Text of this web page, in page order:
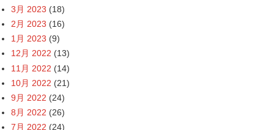
3月 2023 (18)
2月 2023 (16)
1月 2023 (9)
12月 2022 (13)
11月 2022 (14)
10月 2022 (21)
9月 2022 (24)
8月 2022 (26)
7月 2022 (24)